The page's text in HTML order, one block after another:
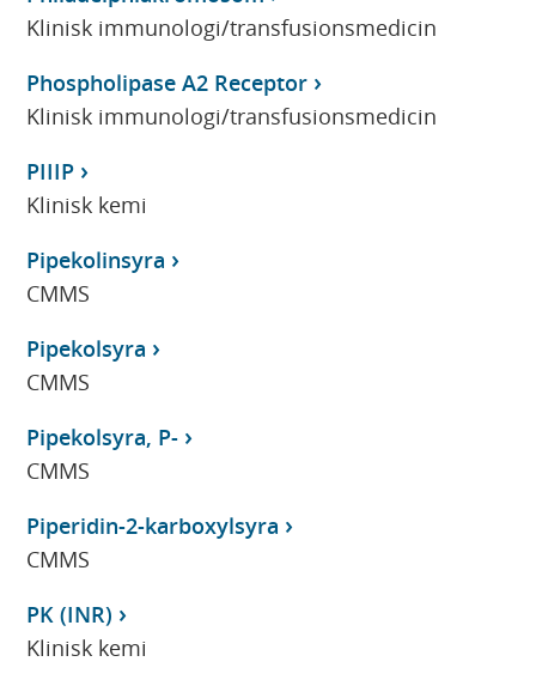
Klinisk immunologi/transfusionsmedicin
Phospholipase A2 Receptor
Klinisk immunologi/transfusionsmedicin
PIIIP
Klinisk kemi
Pipekolinsyra
CMMS
Pipekolsyra
CMMS
Pipekolsyra, P-
CMMS
Piperidin-2-karboxylsyra
CMMS
PK (INR)
Klinisk kemi